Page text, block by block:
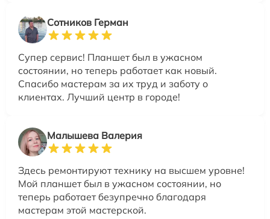
Сотников Герман
Супер сервис! Планшет был в ужасном
состоянии, но теперь работает как новый.
Спасибо мастерам за их труд и заботу о
клиентах. Лучший центр в городе!
Малышева Валерия
Здесь ремонтируют технику на высшем уровне!
Мой планшет был в ужасном состоянии, но
теперь работает безупречно благодаря
мастерам этой мастерской.